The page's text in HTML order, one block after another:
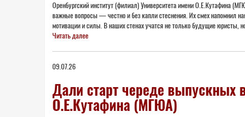
Оренбургский институт (филиал) Университета имени О.Е.Кутафина
важные вопросы — честно и без капли стеснения. Их смех напомнил
мотивации и силы. В наших стенах учатся не только будущие
Читать далее
09.07.26
Дали старт череде выпускных
О.Е.Кутафина (МГЮА)